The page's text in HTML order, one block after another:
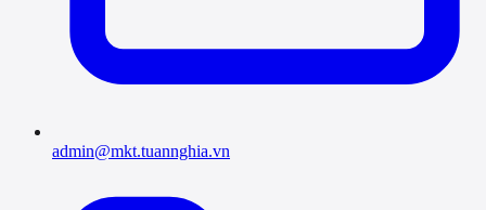
admin@mkt.tuannghia.vn